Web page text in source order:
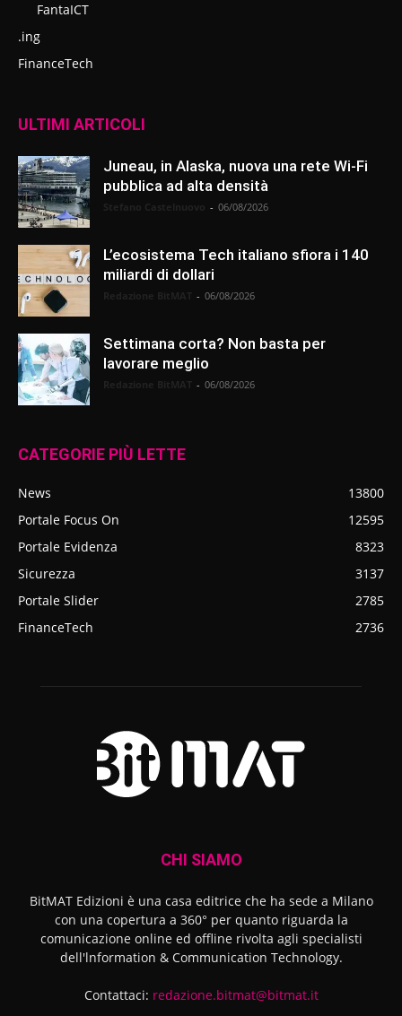
FantaICT
.ing
FinanceTech
ULTIMI ARTICOLI
Juneau, in Alaska, nuova una rete Wi-Fi
pubblica ad alta densità
- 06/08/2026
L’ecosistema Tech italiano sfiora i 140
miliardi di dollari
- 06/08/2026
Settimana corta? Non basta per
lavorare meglio
- 06/08/2026
CATEGORIE PIÙ LETTE
News
13800
Portale Focus On
12595
Portale Evidenza
8323
Sicurezza
3137
Portale Slider
2785
FinanceTech
2736
CHI SIAMO
BitMAT Edizioni è una casa editrice che ha sede a Milano
con una copertura a 360° per quanto riguarda la
comunicazione online ed offline rivolta agli specialisti
dell'lnformation & Communication Technology.
Contattaci: redazione.bitmat@bitmat.it